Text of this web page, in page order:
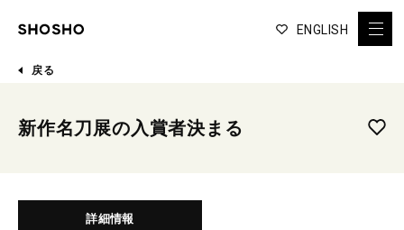
ENGLISH
戻る
新作名刀展の入賞者決まる
詳細情報